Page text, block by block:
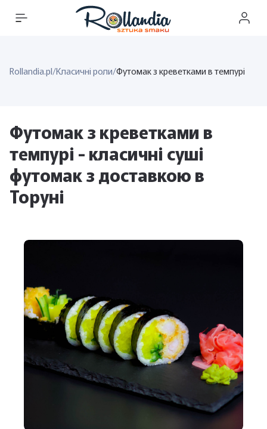
Rollandia.pl/Класичні роли/Футомак з креветками в темпурі
Футомак з креветками в
темпурі - класичні суші
футомак з доставкою в
Торуні